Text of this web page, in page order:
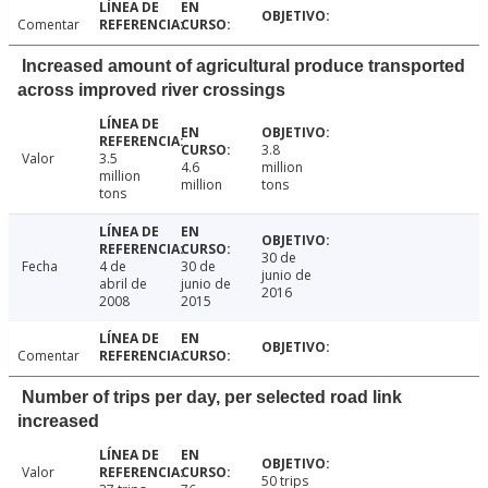
Comentar
Increased amount of agricultural produce transported
across improved river crossings
Valor
3.5
million
tons
4.6
million
3.8
million
tons
Fecha
4 de
abril de
2008
30 de
junio de
2015
30 de
junio de
2016
Comentar
Number of trips per day, per selected road link
increased
Valor
50 trips